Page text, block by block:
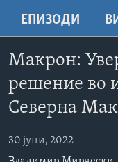
содржина
Премини
до
страната
навигација
Пребарувај
РУБРИКИ
МАКЕДОНИЈА
ЕКОНОМИЈА
ПОЛИТИКА
ДОКУМЕНТАРЦИ
АРХИВИРАНА
NEWSFLASH -
ВЕСТИ ОД САД ВО
ЗА НАС
Learning English
ЕПИЗОДИ
Макрон:
решение во
Северна
30 јуни, 2022